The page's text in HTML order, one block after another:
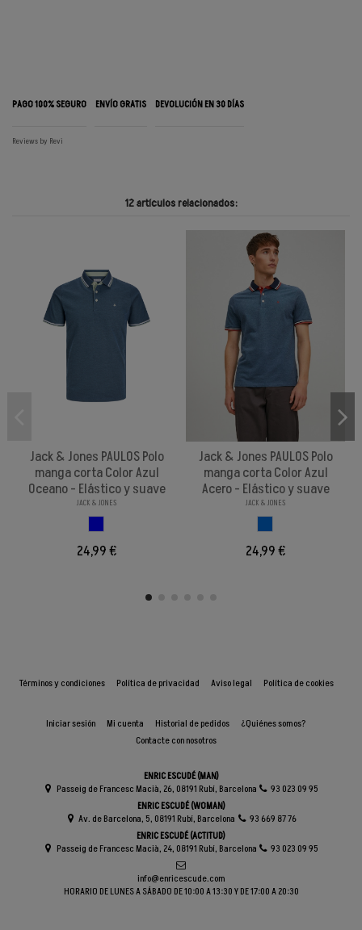
PAGO 100% SEGURO ENVÍO GRATIS DEVOLUCIÓN EN 30 DÍAS
Reviews by Revi
12 artículos relacionados:
Jack & Jones PAULOS Polo
manga corta Color Azul
Oceano - Elástico y suave
JACK & JONES
24,99 €
Jack & Jones PAULOS Polo
manga corta Color Azul
Acero - Elástico y suave
JACK & JONES
24,99 €
Términos y condiciones Política de privacidad Aviso legal Política de cookies
Iniciar sesión Mi cuenta Historial de pedidos
¿Quiénes somos?
Contacte con nosotros
ENRIC ESCUDÉ (MAN)
Passeig de Francesc Macià, 26, 08191 Rubí, Barcelona
93 023 09 95
ENRIC ESCUDÉ (WOMAN)
Av. de Barcelona, 5, 08191 Rubí, Barcelona
93 669 87 76
ENRIC ESCUDÉ (ACTITUD)
Passeig de Francesc Macià, 24, 08191 Rubí, Barcelona
93 023 09 95
info@enricescude.com
HORARIO DE LUNES A SÁBADO DE 10:00 A 13:30 Y DE 17:00 A 20:30